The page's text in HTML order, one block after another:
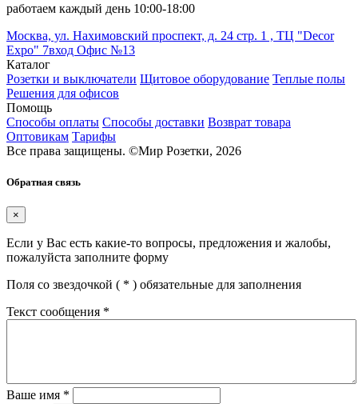
работаем каждый день 10:00-18:00
Москва, ул. Нахимовский проспект, д. 24 стр. 1 , ТЦ "Decor
Expo" 7вход Офис №13
Каталог
Розетки и выключатели Щитовое оборудование Теплые полы
Решения для офисов
Помощь
Способы оплаты Способы доставки Возврат товара
Оптовикам Тарифы
Все права защищены. ©Мир Розетки, 2026
Обратная связь
×
Если у Вас есть какие-то вопросы, предложения и жалобы,
пожалуйста заполните форму
Поля со звездочкой ( * ) обязательные для заполнения
Текст сообщения *
Ваше имя *